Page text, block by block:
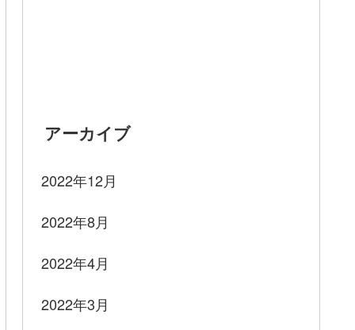
shokawa/sukijo.html
price
アーカイブ
2022年12月
2022年8月
2022年4月
2022年3月